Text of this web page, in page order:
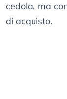
cedola, ma
di acquisto.